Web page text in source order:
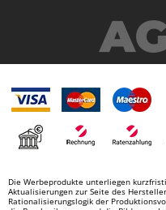
Die Werbeprodukte unterliegen
Aktualisierungen zur Seite des
Rationalisierungslogik der